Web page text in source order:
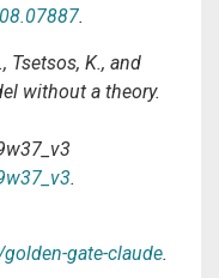
.
Tsetsos, K., and
without a theory.
.
gate-claude.